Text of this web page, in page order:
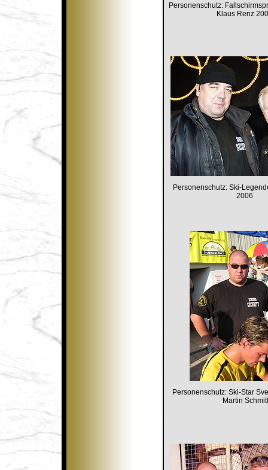
Personenschutz:
Klaus Renz
Personenschutz: Ski-
2006
Personenschutz: Ski-Star
Martin Schmitt